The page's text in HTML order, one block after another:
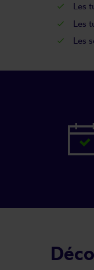
Les
Les
Les